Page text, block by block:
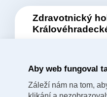
Zdravotnický
který je jediným
Aby web fungoval
Záleží nám na tom,